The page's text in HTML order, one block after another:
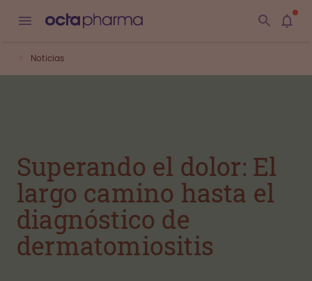
Noticias
Superando el dolor: El
largo camino hasta el
diagnóstico de
dermatomiositis